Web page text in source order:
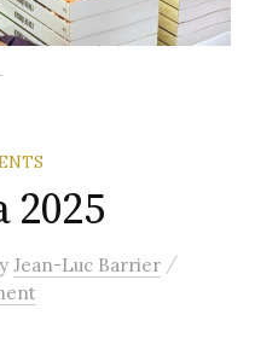
2025
Jean-Luc Barrier /